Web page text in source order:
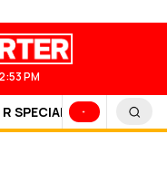
PM
R SPECIAL SPORTS